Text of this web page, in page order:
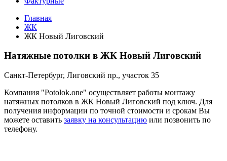
Главная
ЖК
ЖК Новый Лиговский
Натяжные потолки в ЖК Новый Лиговский
Санкт-Петербург, Лиговский пр., участок 35
Компания "Potolok.one" осуществляет работы монтажу
натяжных потолков в ЖК Новый Лиговский под ключ. Для
получения информации по точной стоимости и срокам Вы
можете оставить заявку на консультацию или позвонить по
телефону.